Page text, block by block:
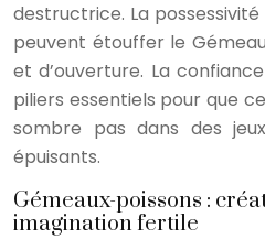
destructrice. La
peuvent étouffer le
et d’ouverture. La
piliers essentiels pour que
sombre pas dans des
épuisants.
Gémeaux-poissons :
imagination fertile